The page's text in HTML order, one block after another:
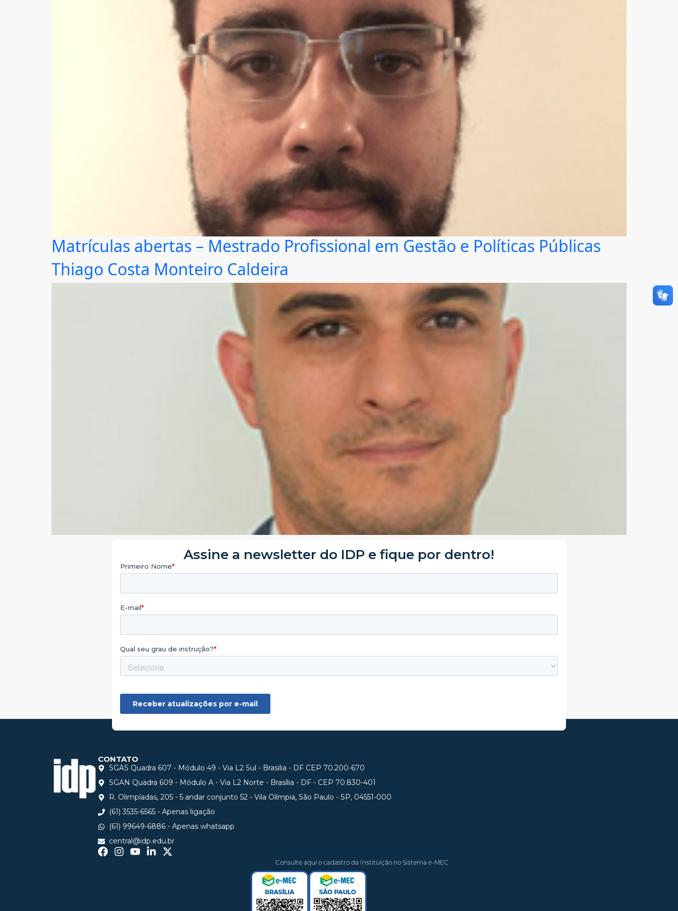
Matrículas abertas – Mestrado Profissional em Gestão e Políticas Públicas
Thiago Costa Monteiro Caldeira
Assine a newsletter do IDP e fique por dentro!
CONTATO
SGAS Quadra 607 - Módulo 49 - Via L2 Sul - Brasilia - DF CEP 70.200-670
SGAN Quadra 609 - Módulo A - Via L2 Norte - Brasília - DF - CEP 70.830-401
R. Olimpíadas, 205 - 5 andar conjunto 52 - Vila Olímpia, São Paulo - SP, 04551-000
(61) 3535-6565 - Apenas ligação
(61) 99649-6886 - Apenas whatsapp
central@idp.edu.br
Consulte aqui o cadastro da Instituição no Sistema e-MEC